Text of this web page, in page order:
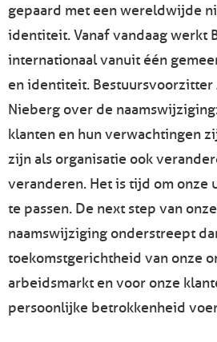
gepaard met een wereldwijde
identiteit. Vanaf vandaag werkt
internationaal vanuit één
en identiteit. Bestuursvoorzitter
Nieberg over de
klanten en hun verwachtingen
zijn als organisatie ook
veranderen. Het is tijd om onze
te passen. De next step van
naamswijziging onderstreept
toekomstgerichtheid van onze
arbeidsmarkt en voor onze
persoonlijke betrokkenheid